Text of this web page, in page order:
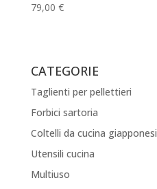
79,00 €
CATEGORIE
Taglienti per pellettieri
Forbici sartoria
Coltelli da cucina giapponesi
Utensili cucina
Multiuso